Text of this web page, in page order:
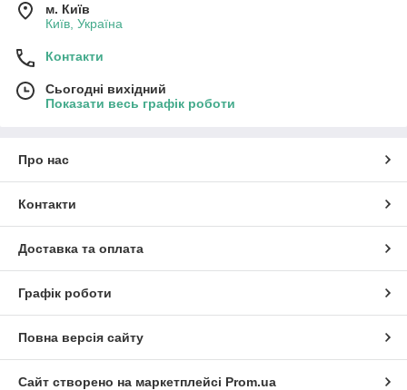
м. Київ
Київ, Україна
Контакти
Сьогодні вихідний
Показати весь графік роботи
Про нас
Контакти
Доставка та оплата
Графік роботи
Повна версія сайту
Сайт створено на маркетплейсі Prom.ua